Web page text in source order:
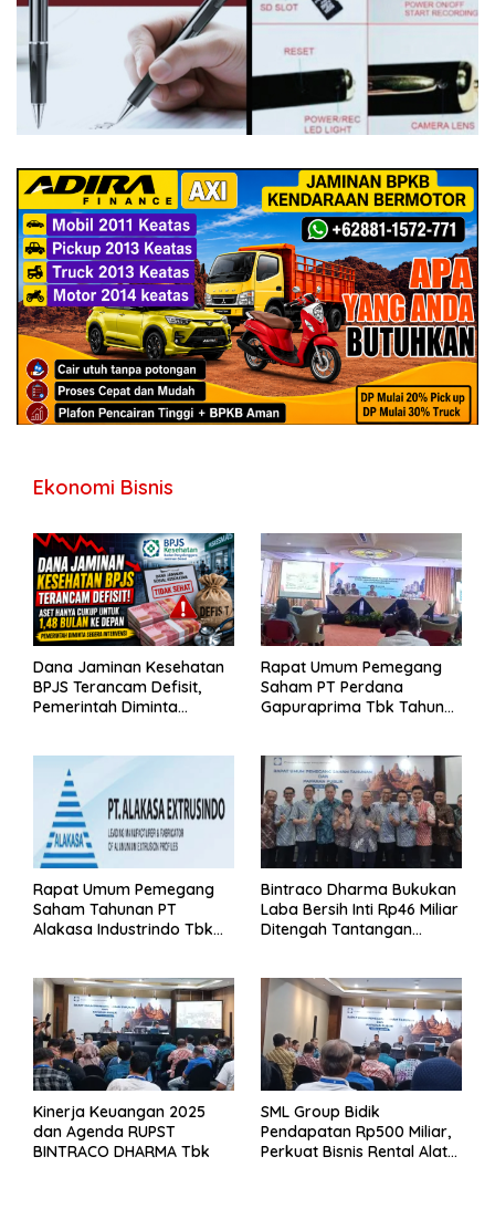
Ekonomi Bisnis
Dana Jaminan Kesehatan
BPJS Terancam Defisit,
Pemerintah Diminta
Rapat Umum Pemegang
Saham PT Perdana
Gapuraprima Tbk Tahun
Rapat Umum Pemegang
Saham Tahunan PT
Alakasa Industrindo Tbk
Bintraco Dharma Bukukan
Laba Bersih Inti Rp46 Miliar
Ditengah Tantangan
Kinerja Keuangan 2025
dan Agenda RUPST
BINTRACO DHARMA Tbk
SML Group Bidik
Pendapatan Rp500 Miliar,
Perkuat Bisnis Rental Alat